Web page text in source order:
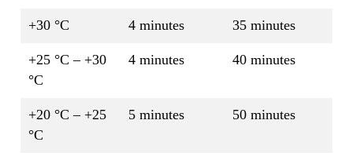
+30 °C 4 minutes 35 minutes
+25 °C – +30
°C
4 minutes 40 minutes
+20 °C – +25
°C
5 minutes 50 minutes